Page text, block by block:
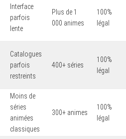
Interface
parfois
lente
Plus de 1
000 animes
100%
légal
Catalogues
parfois
restreints
400+ séries
100%
légal
Moins de
séries
animées
classiques
300+ animes
100%
légal